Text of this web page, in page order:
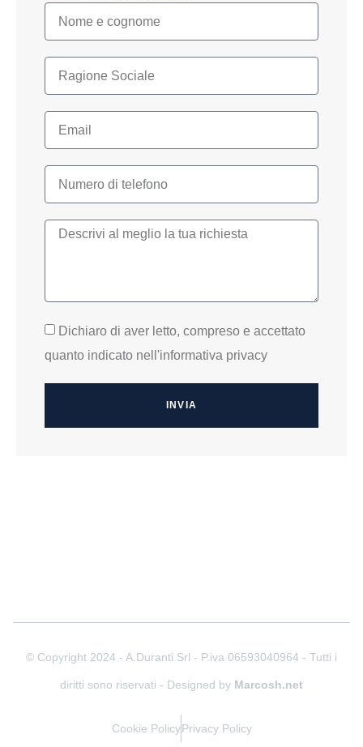
Dichiaro di aver letto, compreso e accettato
quanto indicato nell'informativa privacy
INVIA
© Copyright 2024 - A.Duranti Srl - P.iva 06593040964 - Tutti i
diritti sono riservati - Designed by Marcosh.net
Cookie PolicyPrivacy Policy